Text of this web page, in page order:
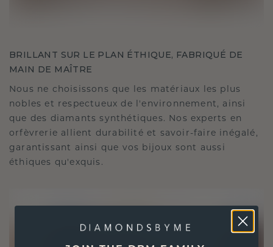
BRILLANT SUR LE PLAN ÉTHIQUE, FABRIQUÉ DE
MAIN DE MAÎTRE
Nous ne choisissons que les matériaux les plus
nobles et respectueux de l'environnement, ainsi
que des diamants synthétiques. Nos experts en
orfèvrerie allient durabilité et savoir-faire inégalé,
garantissant ainsi que vos bijoux sont aussi
éthiques qu'exquis.